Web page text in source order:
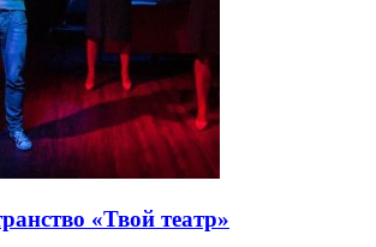
«Твой театр»